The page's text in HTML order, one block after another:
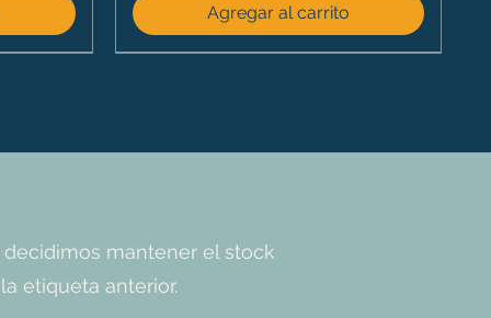
Agregar al carrito
mantener el stock
etiqueta anterior.